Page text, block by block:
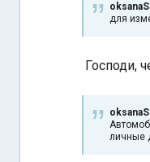
для
Господи,
личные